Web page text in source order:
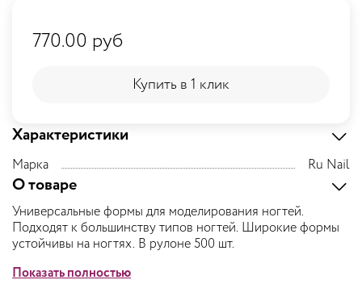
Характеристики
Марка Ru Nail
О товаре
Универсальные формы для моделирования ногтей.
Подходят к большинству типов ногтей. Широкие формы
устойчивы на ногтях. В рулоне 500 шт.
Показать полностью
770.00 руб
Купить в 1 клик
Купить в 1 клик